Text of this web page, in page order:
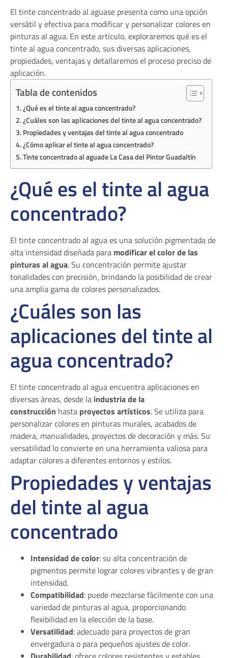
El tinte concentrado al aguase presenta como una opción
versátil y efectiva para modificar y personalizar colores en
pinturas al agua. En este artículo, exploraremos qué es el
tinte al agua concentrado, sus diversas aplicaciones,
propiedades, ventajas y detallaremos el proceso preciso de
aplicación.
Tabla de contenidos
¿Qué es el tinte al agua concentrado?
¿Cuáles son las aplicaciones del tinte al agua concentrado?
Propiedades y ventajas del tinte al agua concentrado
¿Cómo aplicar el tinte al agua concentrado?
Tinte concentrado al aguade La Casa del Pintor Guadaltín
¿Qué es el tinte al agua
concentrado?
El tinte concentrado al agua es una solución pigmentada de
alta intensidad diseñada para modificar el color de las
pinturas al agua. Su concentración permite ajustar
tonalidades con precisión, brindando la posibilidad de crear
una amplia gama de colores personalizados.
¿Cuáles son las
aplicaciones del tinte al
agua concentrado?
El tinte concentrado al agua encuentra aplicaciones en
diversas áreas, desde la industria de la
construcción hasta proyectos artísticos. Se utiliza para
personalizar colores en pinturas murales, acabados de
madera, manualidades, proyectos de decoración y más. Su
versatilidad lo convierte en una herramienta valiosa para
adaptar colores a diferentes entornos y estilos.
Propiedades y ventajas
del tinte al agua
concentrado
Intensidad de color: su alta concentración de
pigmentos permite lograr colores vibrantes y de gran
intensidad.
Compatibilidad: puede mezclarse fácilmente con una
variedad de pinturas al agua, proporcionando
flexibilidad en la elección de la base.
Versatilidad: adecuado para proyectos de gran
envergadura o para pequeños ajustes de color.